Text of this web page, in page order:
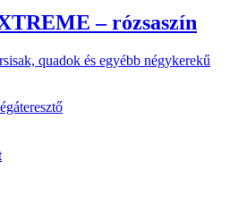
– rózsaszín
quadok és egyébb négykerekű